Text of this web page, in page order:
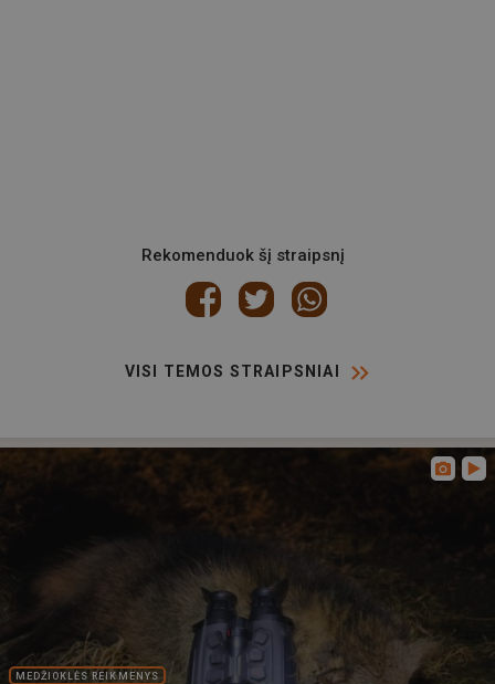
Rekomenduok šį straipsnį
VISI TEMOS STRAIPSNIAI
MEDŽIOKLĖS REIKMENYS